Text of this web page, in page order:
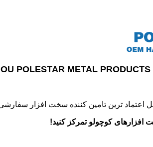
اعتماد ترین تامین کننده سخت افزار
کوچولو تمرکز کنید!